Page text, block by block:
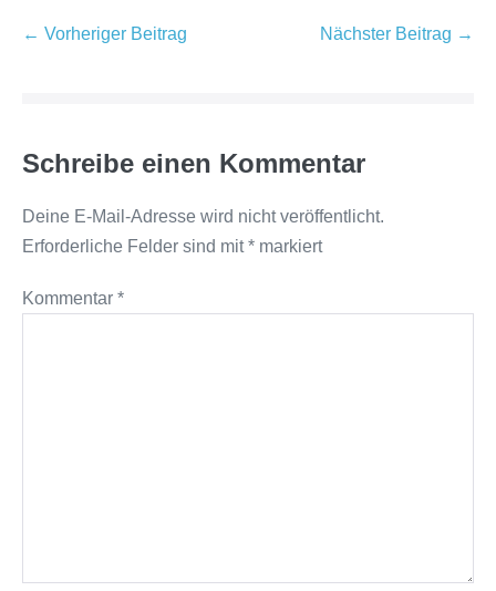
Beitragsnavigation
← Vorheriger Beitrag Nächster Beitrag →
Schreibe einen Kommentar
Deine E-Mail-Adresse wird nicht veröffentlicht.
Erforderliche Felder sind mit* markiert
Kommentar *